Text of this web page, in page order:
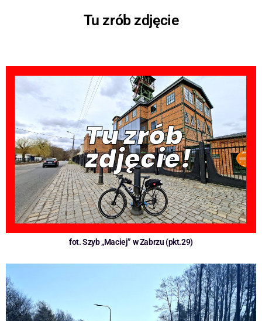
Tu zrób zdjęcie
fot. Szyb „Maciej” w Zabrzu (pkt.29)